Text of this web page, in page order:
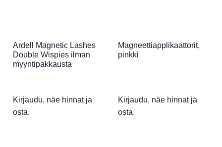
Ardell Magnetic Lashes
Double Wispies ilman
myyntipakkausta
Kirjaudu, näe hinnat ja
osta.
Magneettiapplikaattorit,
pinkki
Kirjaudu, näe hinnat ja
osta.